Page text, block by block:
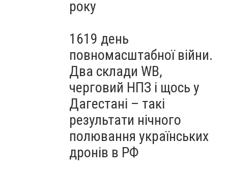
року
1619 день
повномасштабної війни.
Два склади WB,
черговий НПЗ і щось у
Дагестані – такі
результати нічного
полювання українських
дронів в РФ